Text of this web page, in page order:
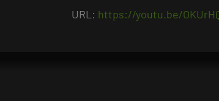
URL: https://youtu.be/